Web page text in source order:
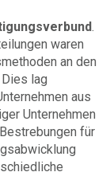
.
waren
an den
lag
aus
Unternehmen
für